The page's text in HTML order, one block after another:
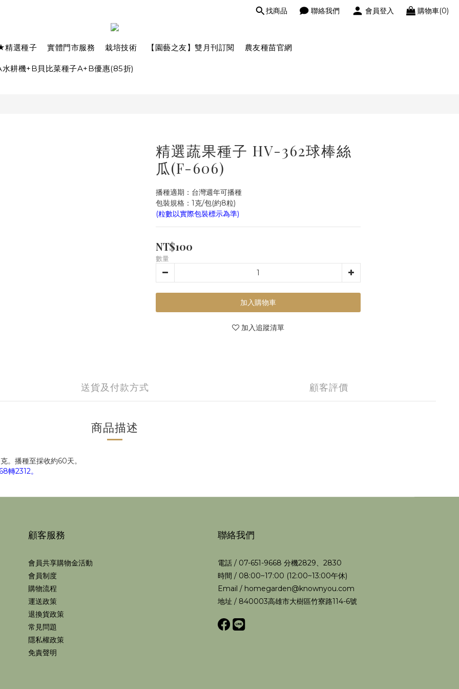
找商品 聯絡我們 會員登入 購物車(0)
精選種子 實體門市服務 栽培技術 【園藝之友】雙月刊訂閱 農友種苗官網
耕機+B貝比菜種子A+B優惠(85折)
精選蔬果種子 HV-362球棒絲
瓜(F-606)
播種適期：台灣週年可播種
包裝規格：1克/包(約8粒)
(粒數以實際包裝標示為準)
NT$100
數量
加入購物車
加入追蹤清單
送貨及付款方式 顧客評價
商品描述
。播種至採收約60天。
轉2312。
顧客服務
會員共享購物金活動
會員制度
購物流程
運送政策
退換貨政策
常見問題
隱私權政策
免責聲明
聯絡我們
電話 / 07-651-9668 分機2829、2830
時間 / 08:00~17:00 (12:00~13:00午休)
Email / homegarden@knownyou.com
地址 / 840003高雄市大樹區竹寮路114-6號